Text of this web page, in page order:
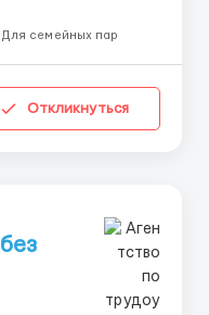
англійською —
Для семейных пар
Откликнуться